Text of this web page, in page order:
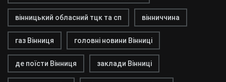
вінницький обласний тцк та сп вінниччина
газ Вінниця головні новини Вінниці
де поїсти Вінниця заклади Вінниці